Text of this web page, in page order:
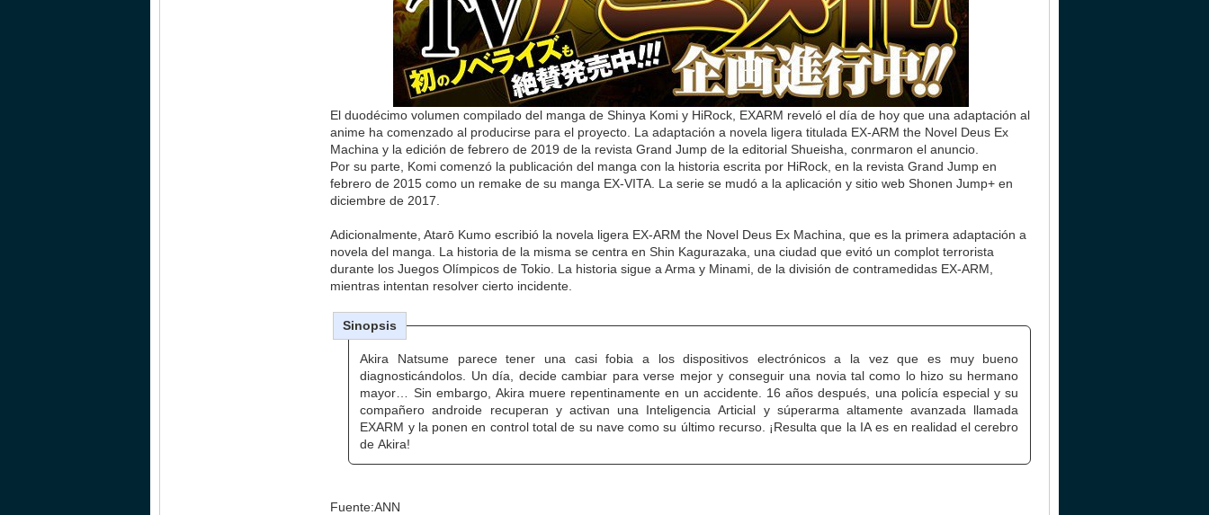
El duodécimo volumen compilado del manga de Shinya Komi y HiRock, EXARM reveló el día de hoy que una adaptación al
anime ha comenzado al producirse para el proyecto. La adaptación a novela ligera titulada EX-ARM the Novel Deus Ex
Machina y la edición de febrero de 2019 de la revista Grand Jump de la editorial Shueisha, conrmaron el anuncio.
Por su parte, Komi comenzó la publicación del manga con la historia escrita por HiRock, en la revista Grand Jump en
febrero de 2015 como un remake de su manga EX-VITA. La serie se mudó a la aplicación y sitio web Shonen Jump+ en
diciembre de 2017.
Adicionalmente, Atarō Kumo escribió la novela ligera EX-ARM the Novel Deus Ex Machina, que es la primera adaptación a
novela del manga. La historia de la misma se centra en Shin Kagurazaka, una ciudad que evitó un complot terrorista
durante los Juegos Olímpicos de Tokio. La historia sigue a Arma y Minami, de la división de contramedidas EX-ARM,
mientras intentan resolver cierto incidente.
Sinopsis
Akira Natsume parece tener una casi fobia a los dispositivos electrónicos a la vez que es muy bueno
diagnosticándolos. Un día, decide cambiar para verse mejor y conseguir una novia tal como lo hizo su hermano
mayor… Sin embargo, Akira muere repentinamente en un accidente. 16 años después, una policía especial y su
compañero androide recuperan y activan una Inteligencia Articial y súperarma altamente avanzada llamada
EXARM y la ponen en control total de su nave como su último recurso. ¡Resulta que la IA es en realidad el cerebro
de Akira!
Fuente:ANN